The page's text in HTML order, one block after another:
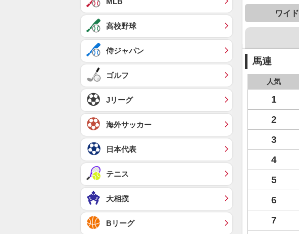
ワイド
馬連
人気
1
2
3
4
5
6
7
高校野球
侍ジャパン
ゴルフ
Jリーグ
海外サッカー
日本代表
テニス
大相撲
Bリーグ